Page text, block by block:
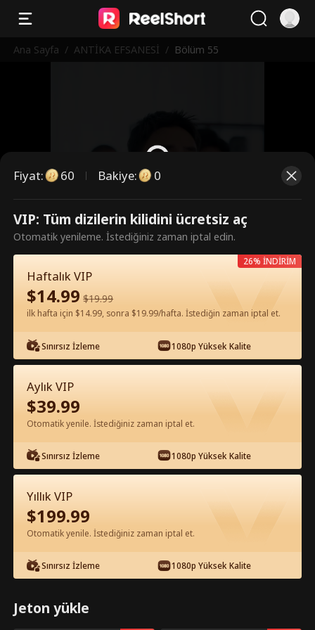
Ana Sayfa / ANTİKA EFSANESİ / Bölüm 55
Bunlar ücretli bölümler. İzlemek
için kilidi açın.
Uygulamada Ücretsiz İzle
Bölüm 55 - ANTİKA EFSANESİ Tam
Film
1-50 51-100
55 56 57 58 59
Fiyat: 60 Bakiye: 0
VIP: Tüm dizilerin kilidini ücretsiz aç
Otomatik yenileme. İstediğiniz zaman iptal edin.
Haftalık VIP
$14.99 $19.99
ilk hafta için $14.99, sonra $19.99/hafta. İstediğin zaman iptal et.
Sınırsız İzleme 1080p Yüksek Kalite
26% İNDİRİM
Aylık VIP
$39.99
Otomatik yenile. İstediğiniz zaman iptal et.
Sınırsız İzleme 1080p Yüksek Kalite
Yıllık VIP
$199.99
Otomatik yenile. İstediğiniz zaman iptal et.
Sınırsız İzleme 1080p Yüksek Kalite
Jeton yükle